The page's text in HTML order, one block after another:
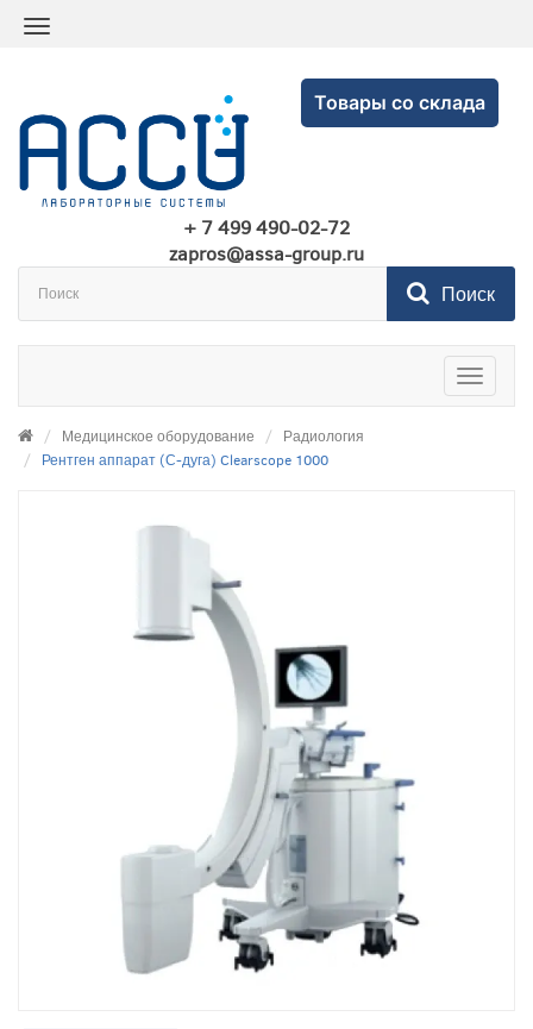
Товары со склада
+ 7 499 490-02-72
zapros@assa-group.ru
Поиск
Toggle
Медицинское оборудование
Радиология
Рентген аппарат (С-дуга) Clearscope 1000